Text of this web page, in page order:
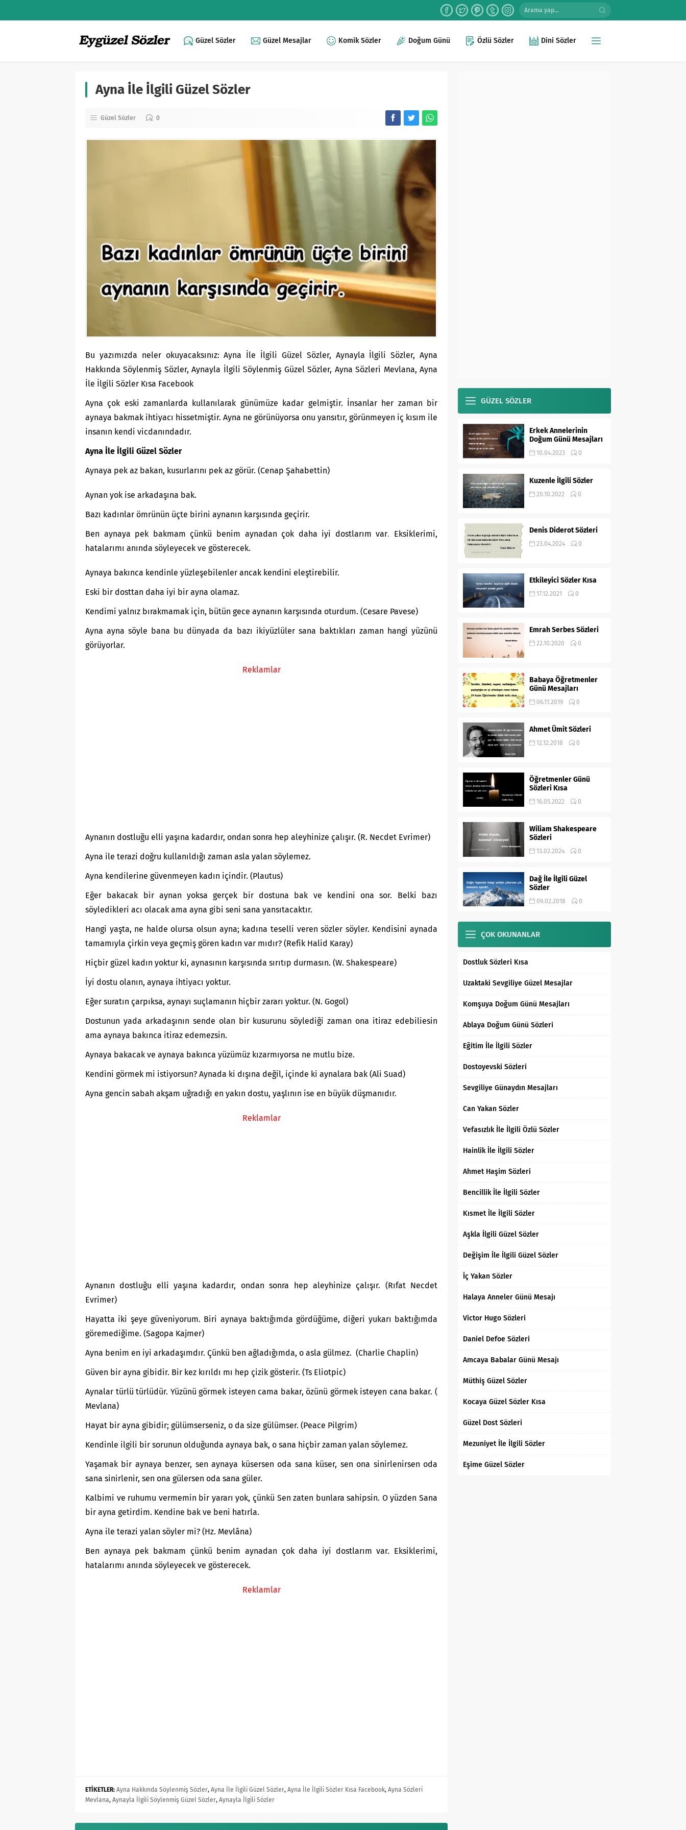
Güzel Sözler Güzel Mesajlar Komik Sözler Doğum Günü Özlü Sözler Dini Sözler
Ayna İle İlgili Güzel Sözler
Güzel Sözler 0
Bu yazımızda neler okuyacaksınız: Ayna İle İlgili Güzel Sözler, Aynayla İlgili Sözler, Ayna
Hakkında Söylenmiş Sözler, Aynayla İlgili Söylenmiş Güzel Sözler, Ayna Sözleri Mevlana, Ayna
İle İlgili Sözler Kısa Facebook
Ayna çok eski zamanlarda kullanılarak günümüze kadar gelmiştir. İnsanlar her zaman bir
aynaya bakmak ihtiyacı hissetmiştir. Ayna ne görünüyorsa onu yansıtır, görünmeyen iç kısım ile
insanın kendi vicdanındadır.
Ayna İle İlgili Güzel Sözler
Aynaya pek az bakan, kusurlarını pek az görür. (Cenap Şahabettin)
Aynan yok ise arkadaşına bak.
Bazı kadınlar ömrünün üçte birini aynanın karşısında geçirir.
Ben aynaya pek bakmam çünkü benim aynadan çok daha iyi dostlarım var. Eksiklerimi,
hatalarımı anında söyleyecek ve gösterecek.
Aynaya bakınca kendinle yüzleşebilenler ancak kendini eleştirebilir.
Eski bir dosttan daha iyi bir ayna olamaz.
Kendimi yalnız bırakmamak için, bütün gece aynanın karşısında oturdum. (Cesare Pavese)
Ayna ayna söyle bana bu dünyada da bazı ikiyüzlüler sana baktıkları zaman hangi yüzünü
görüyorlar.
Reklamlar
Aynanın dostluğu elli yaşına kadardır, ondan sonra hep aleyhinize çalışır. (R. Necdet Evrimer)
Ayna ile terazi doğru kullanıldığı zaman asla yalan söylemez.
Ayna kendilerine güvenmeyen kadın içindir. (Plautus)
Eğer bakacak bir aynan yoksa gerçek bir dostuna bak ve kendini ona sor. Belki bazı
söyledikleri acı olacak ama ayna gibi seni sana yansıtacaktır.
Hangi yaşta, ne halde olursa olsun ayna; kadına teselli veren sözler söyler. Kendisini aynada
tamamıyla çirkin veya geçmiş gören kadın var mıdır? (Refik Halid Karay)
Hiçbir güzel kadın yoktur ki, aynasının karşısında sırıtıp durmasın. (W. Shakespeare)
İyi dostu olanın, aynaya ihtiyacı yoktur.
Eğer suratın çarpıksa, aynayı suçlamanın hiçbir zararı yoktur. (N. Gogol)
Dostunun yada arkadaşının sende olan bir kusurunu söylediği zaman ona itiraz edebiliesin
ama aynaya bakınca itiraz edemezsin.
Aynaya bakacak ve aynaya bakınca yüzümüz kızarmıyorsa ne mutlu bize.
Kendini görmek mi istiyorsun? Aynada ki dışına değil, içinde ki aynalara bak (Ali Suad)
Ayna gencin sabah akşam uğradığı en yakın dostu, yaşlının ise en büyük düşmanıdır.
Reklamlar
Aynanın dostluğu elli yaşına kadardır, ondan sonra hep aleyhinize çalışır. (Rıfat Necdet
Evrimer)
Hayatta iki şeye güveniyorum. Biri aynaya baktığımda gördüğüme, diğeri yukarı baktığımda
göremediğime. (Sagopa Kajmer)
Ayna benim en iyi arkadaşımdır. Çünkü ben ağladığımda, o asla gülmez. (Charlie Chaplin)
Güven bir ayna gibidir. Bir kez kırıldı mı hep çizik gösterir. (Ts Eliotpic)
Aynalar türlü türlüdür. Yüzünü görmek isteyen cama bakar, özünü görmek isteyen cana bakar. (
Mevlana)
Hayat bir ayna gibidir; gülümserseniz, o da size gülümser. (Peace Pilgrim)
Kendinle ilgili bir sorunun olduğunda aynaya bak, o sana hiçbir zaman yalan söylemez.
Yaşamak bir aynaya benzer, sen aynaya küsersen oda sana küser, sen ona sinirlenirsen oda
sana sinirlenir, sen ona gülersen oda sana güler.
Kalbimi ve ruhumu vermemin bir yararı yok, çünkü Sen zaten bunlara sahipsin. O yüzden Sana
bir ayna getirdim. Kendine bak ve beni hatırla.
Ayna ile terazi yalan söyler mi? (Hz. Mevlâna)
Ben aynaya pek bakmam çünkü benim aynadan çok daha iyi dostlarım var. Eksiklerimi,
hatalarımı anında söyleyecek ve gösterecek.
Reklamlar
ETİKETLER: Ayna Hakkında Söylenmiş Sözler, Ayna İle İlgili Güzel Sözler, Ayna İle İlgili Sözler Kısa Facebook, Ayna Sözleri
Mevlana, Aynayla İlgili Söylenmiş Güzel Sözler, Aynayla İlgili Sözler
GÜZEL SÖZLER
Erkek Annelerinin
Doğum Günü Mesajları
10.04.2023 0
Kuzenle İlgili Sözler
20.10.2022 0
Denis Diderot Sözleri
23.04.2024 0
Etkileyici Sözler Kısa
17.12.2021 0
Emrah Serbes Sözleri
22.10.2020 0
Babaya Öğretmenler
Günü Mesajları
06.11.2019 0
Ahmet Ümit Sözleri
12.12.2018 0
Öğretmenler Günü
Sözleri Kısa
16.05.2022 0
Wiliam Shakespeare
Sözleri
13.02.2024 0
Dağ İle İlgili Güzel
Sözler
09.02.2018 0
ÇOK OKUNANLAR
Dostluk Sözleri Kısa
Uzaktaki Sevgiliye Güzel Mesajlar
Komşuya Doğum Günü Mesajları
Ablaya Doğum Günü Sözleri
Eğitim İle İlgili Sözler
Dostoyevski Sözleri
Sevgiliye Günaydın Mesajları
Can Yakan Sözler
Vefasızlık İle İlgili Özlü Sözler
Hainlik İle İlgili Sözler
Ahmet Haşim Sözleri
Bencillik İle İlgili Sözler
Kısmet İle İlgili Sözler
Aşkla İlgili Güzel Sözler
Değişim İle İlgili Güzel Sözler
İç Yakan Sözler
Halaya Anneler Günü Mesajı
Victor Hugo Sözleri
Daniel Defoe Sözleri
Amcaya Babalar Günü Mesajı
Müthiş Güzel Sözler
Kocaya Güzel Sözler Kısa
Güzel Dost Sözleri
Mezuniyet İle İlgili Sözler
Eşime Güzel Sözler